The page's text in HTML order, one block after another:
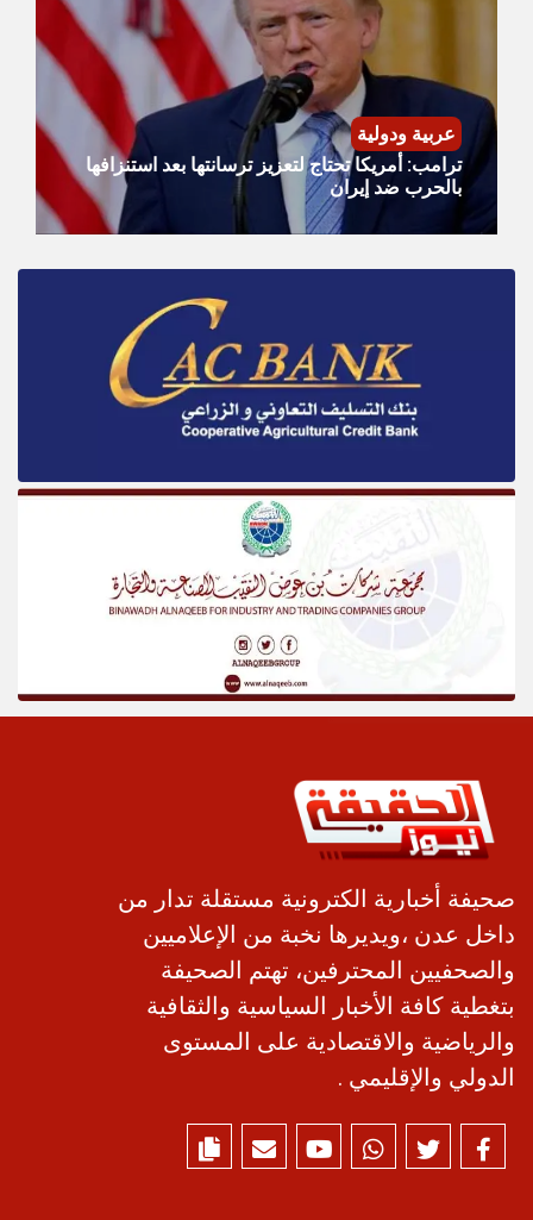
عربية ودولية
ترامب: أمريكا تحتاج لتعزيز ترسانتها بعد استنزافها
بالحرب ضد إيران
صحيفة أخبارية الكترونية مستقلة تدار من
داخل عدن ،ويديرها نخبة من الإعلاميين
والصحفيين المحترفين، تهتم الصحيفة
بتغطية كافة الأخبار السياسية والثقافية
والرياضية والاقتصادية على المستوى
الدولي والإقليمي .